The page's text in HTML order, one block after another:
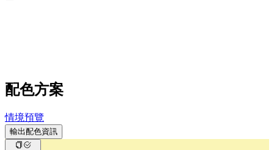
配色方案
情境預覽
輸出配色資訊